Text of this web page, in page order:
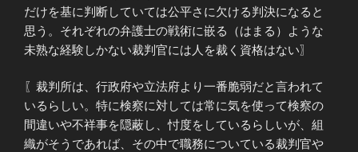
だけを基に判断していては公平さに欠ける判決になると
思う。それぞれの弁護士の戦術に嵌る（はまる）ような
未熟な経験しかない裁判官には人を裁く資格はない〗
〖裁判所は、行政府や立法府より一番脆弱だと言われて
いるらしい。特に検察に対しては常に気を使って検察の
間違いや不祥事を隠蔽し、忖度をしているらしいが、組
織がそうであれば、その中で職務についている裁判官や